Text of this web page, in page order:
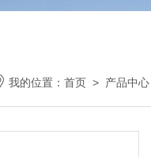
我的位置： 首页 > 产品中心